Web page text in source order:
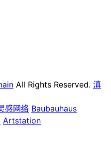
All Rights Reserved. 滇
感网络 Baubauhaus
Artstation